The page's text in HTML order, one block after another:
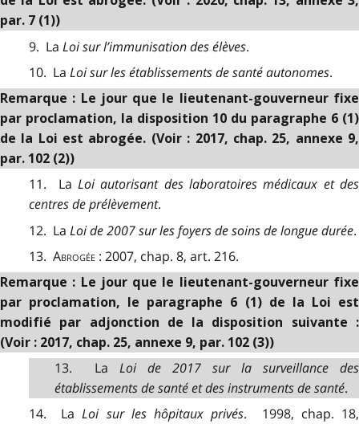
par. 7 (1))
9. La Loi sur l’immunisation des élèves.
10. La Loi sur les établissements de santé autonomes.
Remarque : Le jour que le lieutenant-gouverneur fixe
par proclamation, la disposition 10 du paragraphe 6 (1)
de la Loi est abrogée. (Voir : 2017, chap. 25, annexe 9,
par. 102 (2))
11. La Loi autorisant des laboratoires médicaux et des
centres de prélèvement.
12. La Loi de 2007 sur les foyers de soins de longue durée.
13. Abrogée : 2007, chap. 8, art. 216.
Remarque : Le jour que le lieutenant-gouverneur fixe
par proclamation, le paragraphe 6 (1) de la Loi est
modifié par adjonction de la disposition suivante :
(Voir : 2017, chap. 25, annexe 9, par. 102 (3))
13. La Loi de 2017 sur la surveillance des
établissements de santé et des instruments de santé.
14. LaLoi sur les hôpitaux privés. 1998, chap. 18,